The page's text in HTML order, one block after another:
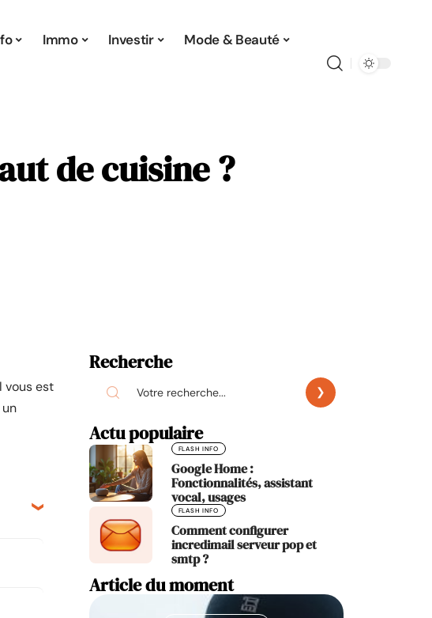
Immo Investir Mode & Beauté
de cuisine ?
vous est
Recherche
Actu populaire
FLASH INFO
Google Home :
Fonctionnalités, assistant
vocal, usages
FLASH INFO
Comment configurer
incredimail serveur pop et
smtp ?
Article du moment